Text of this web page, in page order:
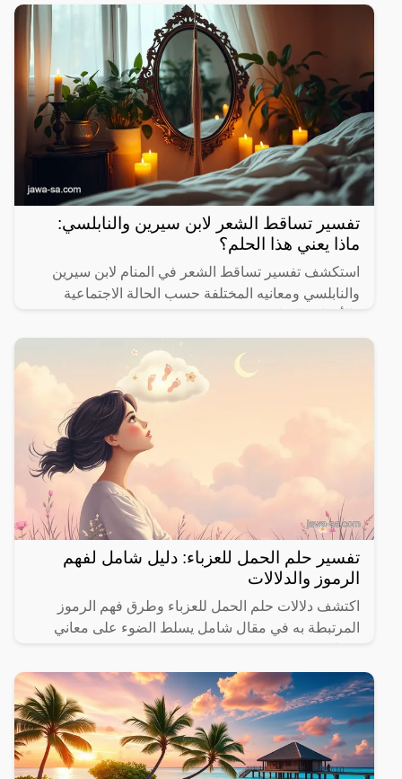
تفسير تساقط الشعر لابن سيرين والنابلسي:
ماذا يعني هذا الحلم؟
استكشف تفسير تساقط الشعر في المنام لابن سيرين
والنابلسي ومعانيه المختلفة حسب الحالة الاجتماعية
تفسير حلم الحمل للعزباء: دليل شامل لفهم
الرموز والدلالات
اكتشف دلالات حلم الحمل للعزباء وطرق فهم الرموز
المرتبطة به في مقال شامل يسلط الضوء على معاني